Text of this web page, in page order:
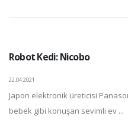
Robot Kedi: Nicobo
22.04.2021
Japon elektronik üreticisi
bebek gibi konuşan sevimli ev ...